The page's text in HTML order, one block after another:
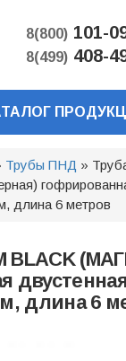
8(800)101-
8(499)408-
Трубы ПНД »
длина 6 метров
BLACK
длина 6